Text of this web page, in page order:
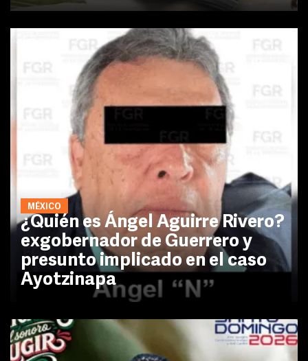
MÉXICO
¿Quién es Ángel Aguirre Rivero?
exgobernador de Guerrero y
presunto implicado en el caso
Ayotzinapa